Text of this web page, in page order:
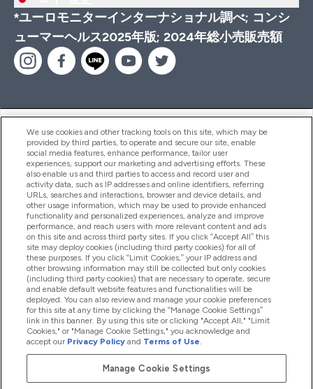
*ユーロモニターインターナショナル調べ; コンシ
ューマーヘルス2025年版; 2024年総小売販売額
ヘルプ＆ガイド
商品について
会社概要
特典＆ポイント
2026 The Hut.com Ltd
We use cookies and other tracking tools on this site, which may be
provided by third parties, to operate and secure our site, enable
social media features, enhance performance, tailor user
experiences, support our marketing and advertising efforts. These
also enable us and third parties to access and record user and
activity data, such as IP addresses and online identifiers, referring
URLs, searches and interactions, browser and device details, and
other usage information, which may be used to provide enhanced
functionality and personalized experiences, analyze and improve
performance, and reach users with more relevant content and ads
on this site and across third party sites. If you click “Accept All” this
site may deploy cookies (including third party cookies) for all of
these purposes. If you click “Limit Cookies,” your IP address and
other browsing information may still be collected but only cookies
(including third party cookies) that are necessary to operate, secure
and enable default website features and functionalities will be
deployed. You can also review and manage your cookie preferences
for this site at any time by clicking the “Manage Cookie Settings”
link in this banner. By using this site or clicking "Accept All," "Limit
Cookies," or "Manage Cookie Settings," you acknowledge and
accept our Privacy Policy and Terms of Use.
Manage Cookie Settings